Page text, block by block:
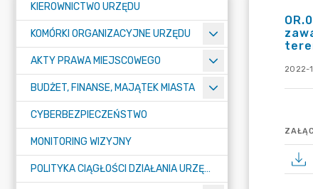
KIEROWNICTWO URZĘDU
KOMÓRKI ORGANIZACYJNE URZĘDU
AKTY PRAWA MIEJSCOWEGO
BUDŻET, FINANSE, MAJĄTEK MIASTA
CYBERBEZPIECZEŃSTWO
MONITORING WIZYJNY
POLITYKA CIĄGŁOŚCI DZIAŁANIA URZĘDU MIASTA ŻORY
2022-